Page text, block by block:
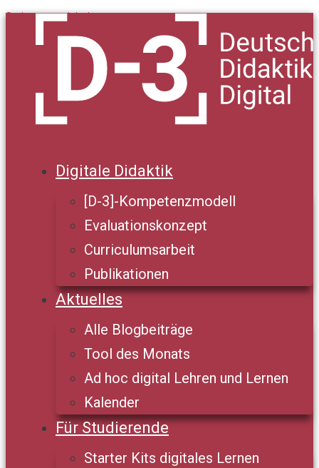
Springe zum Inhalt
Digitale Didaktik
[D-3]-Kompetenzmodell
Evaluationskonzept
Curriculumsarbeit
Publikationen
Aktuelles
Alle Blogbeiträge
Tool des Monats
Ad hoc digital Lehren und Lernen
Kalender
Für Studierende
Starter Kits digitales Lernen